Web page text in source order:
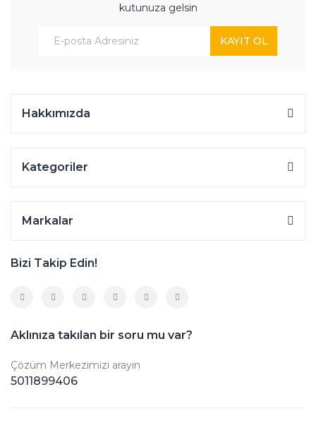
kutunuza gelsin
KAYIT OL
Hakkımızda
Kategoriler
Markalar
Bizi Takip Edin!
Aklınıza takılan bir soru mu var?
Çözüm Merkezimizi arayın
5011899406